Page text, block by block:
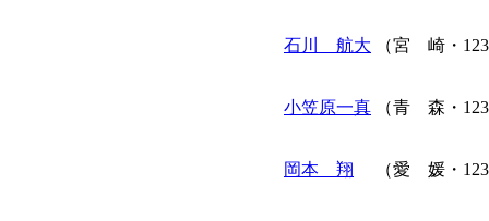
石川 航大 （宮 崎・
小笠原一真 （青 森・
岡本 翔 （愛 媛・